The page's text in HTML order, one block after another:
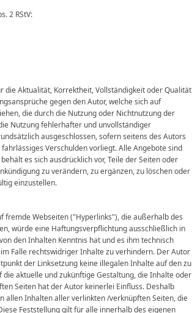
2 RStV:
Aktualität, Korrektheit, Vollständigkeit oder Qualität
gegen den Autor, welche sich auf
die durch die Nutzung oder Nichtnutzung der
Nutzung fehlerhafter und unvollständiger
ausgeschlossen, sofern seitens des Autors
Verschulden vorliegt. Alle Angebote sind
es sich ausdrücklich vor, Teile der Seiten oder
zu verändern, zu ergänzen, zu löschen oder
einzustellen.
fremde Webseiten ("Hyperlinks"), die außerhalb des
würde eine Haftungsverpflichtung ausschließlich in
den Inhalten Kenntnis hat und es ihm technisch
Falle rechtswidriger Inhalte zu verhindern. Der Autor
der Linksetzung keine illegalen Inhalte auf den zu
aktuelle und zukünftige Gestaltung, die Inhalte oder
Seiten hat der Autor keinerlei Einfluss. Deshalb
allen Inhalten aller verlinkten /verknüpften Seiten, die
Feststellung gilt für alle innerhalb des eigenen